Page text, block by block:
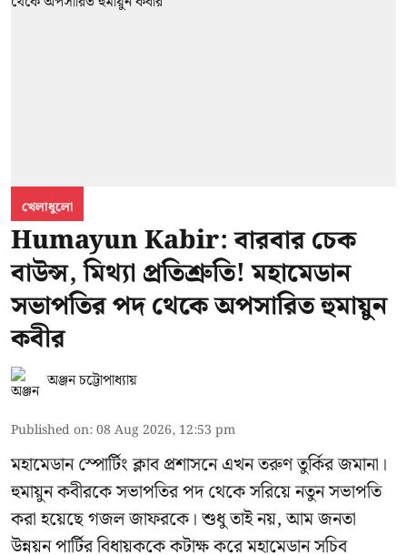
খেলাধুলো
Humayun Kabir: বারবার চেক
বাউন্স, মিথ্যা প্রতিশ্রুতি! মহামেডান
সভাপতির পদ থেকে অপসারিত হুমায়ুন
কবীর
অঞ্জন চট্টোপাধ্যায়
Published on:08 Aug 2026, 12:53 pm
মহামেডান স্পোর্টিং ক্লাব প্রশাসনে এখন তরুণ তুর্কির জমানা।
হুমায়ুন কবীরকে সভাপতির পদ থেকে সরিয়ে নতুন সভাপতি
করা হয়েছে গজল জাফরকে। শুধু তাই নয়, আম জনতা
উন্নয়ন পার্টির বিধায়ককে কটাক্ষ করে মহামেডান সচিব